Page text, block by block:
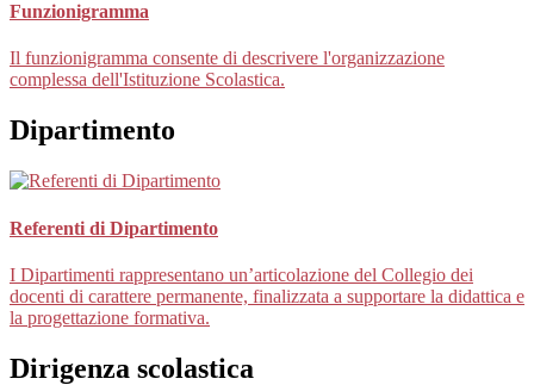
Funzionigramma
Il funzionigramma consente di descrivere l'organizzazione
complessa dell'Istituzione Scolastica.
Dipartimento
Referenti di Dipartimento
I Dipartimenti rappresentano un’articolazione del Collegio dei
docenti di carattere permanente, finalizzata a supportare la didattica e
la progettazione formativa.
Dirigenza scolastica